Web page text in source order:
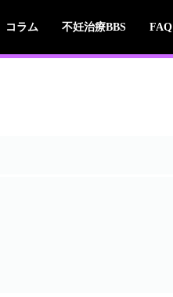
コラム 不妊治療BBS FAQ